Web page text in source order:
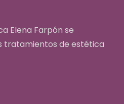
Elena Farpón se
tratamientos de estética